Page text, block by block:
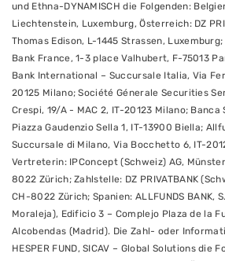
und Ethna-DYNAMISCH die Folgenden:
Liechtenstein, Luxemburg, Österreich: DZ
Thomas Edison, L-1445 Strassen, Luxemburg;
Bank France, 1-3 place Valhubert, F-75013
Bank International – Succursale Italia, Via
20125 Milano; Société Génerale Securities
Crespi, 19/A - MAC 2, IT-20123 Milano; Banca
Piazza Gaudenzio Sella 1, IT-13900 Biella;
Succursale di Milano, Via Bocchetto 6, IT-
Vertreterin: IPConcept (Schweiz) AG,
8022 Zürich; Zahlstelle: DZ PRIVATBANK
CH-8022 Zürich; Spanien: ALLFUNDS BANK,
Moraleja), Edificio 3 – Complejo Plaza de la
Alcobendas (Madrid). Die Zahl- oder
HESPER FUND, SICAV – Global Solutions die